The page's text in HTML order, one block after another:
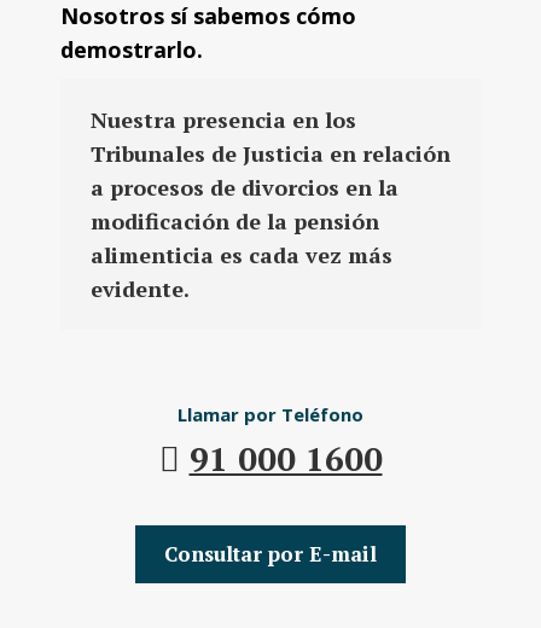
Nosotros sí sabemos cómo
demostrarlo.
Nuestra presencia en los
Tribunales de Justicia en relación
a procesos de divorcios en la
modificación de la pensión
alimenticia es cada vez más
evidente.
Llamar por Teléfono
91 000 1600
Consultar por E-mail